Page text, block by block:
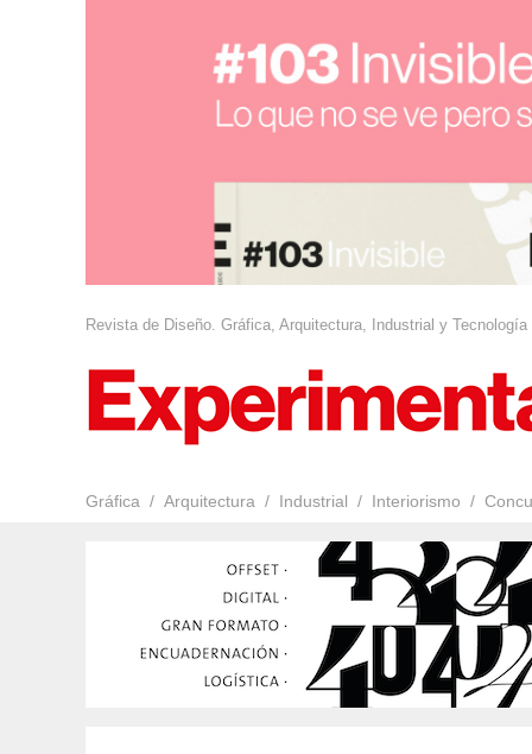
Revista de Diseño. Gráfica, Arquitectura, Industrial y Tecnología
Gráfica Arquitectura Industrial Interiorismo